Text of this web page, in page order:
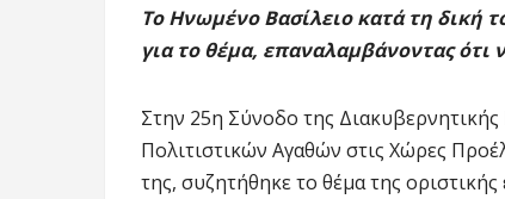
Το Ηνωμένο Βασίλειο κατά τη δική
για το θέμα, επαναλαμβάνοντας
Στην 25η Σύνοδο της
Πολιτιστικών Αγαθών στις Χώρες
της, συζητήθηκε το θέμα της